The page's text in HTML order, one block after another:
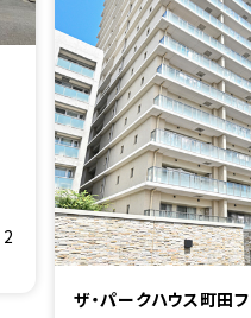
ザ・パークハウス町田